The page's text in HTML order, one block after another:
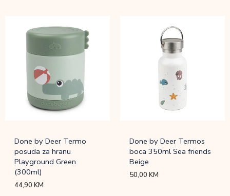
Done by Deer Termo
posuda za hranu
Playground Green
(300ml)
44,90KM
Done by Deer Termos
boca 350ml Sea friends
Beige
50,00KM